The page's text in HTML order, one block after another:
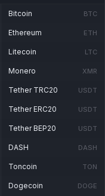
Bitcoin BTC
Ethereum ETH
Litecoin LTC
Monero XMR
Tether TRC20 USDT
Tether ERC20 USDT
Tether BEP20 USDT
DASH DASH
Toncoin TON
Dogecoin DOGE